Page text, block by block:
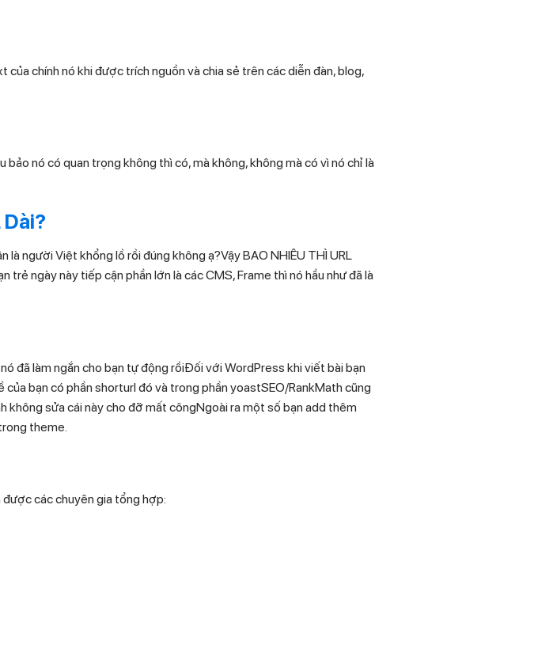
chính nó khi được trích nguồn và chia sẻ trên các diễn đàn, blog,
nó có quan trọng không thì có, mà không, không mà có vì nó chỉ là
người Việt khổng lồ rồi đúng không ạ?Vậy BAO NHIÊU THÌ URL
trẻ ngày này tiếp cận phần lớn là các CMS, Frame thì nó hầu như đã là
đã làm ngắn cho bạn tự động rồiĐối với WordPress khi viết bài bạn
bạn có phần shorturl đó và trong phần yoastSEO/RankMath cũng
không sửa cái này cho đỡ mất côngNgoài ra một số bạn add thêm
theme.
các chuyên gia tổng hợp: